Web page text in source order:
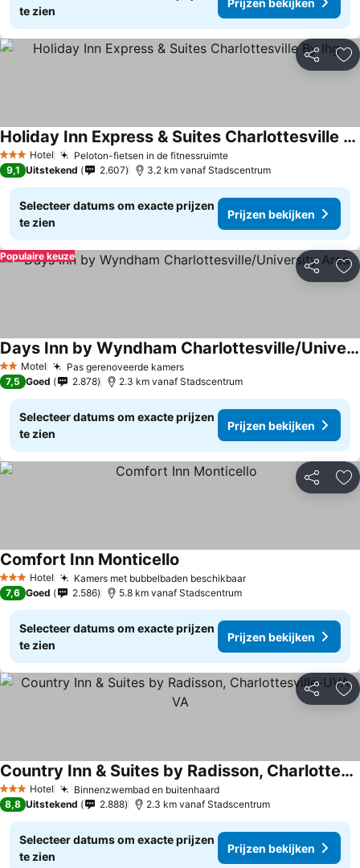
te zien
Delen
3 SterrenHotel Peloton-fietsen in de fitnessruimte
Holiday Inn Express & Suites Charlottesville By Ihg
9,1 Uitstekend 2.607 3.2 km vanaf Stadscentrum
Selecteer datums om exacte prijzen
te zien
Prijzen bekijken
Delen
Populaire keuze
2 Sterren
Motel Pas gerenoveerde kamers
Days Inn by Wyndham Charlottesville/University Area
7,5 Goed 2.878 2.3 km vanaf Stadscentrum
Selecteer datums om exacte prijzen
te zien
Prijzen bekijken
Delen
3 SterrenHotel Kamers met bubbelbaden beschikbaar
Comfort Inn Monticello
7,6 Goed 2.586 5.8 km vanaf Stadscentrum
Selecteer datums om exacte prijzen
te zien
Prijzen bekijken
Delen
3 SterrenHotel Binnenzwembad en buitenhaard
Country Inn & Suites by Radisson, Charlottesville-UVA, VA
8,8 Uitstekend 2.888 2.3 km vanaf Stadscentrum
Selecteer datums om exacte prijzen
te zien
Prijzen bekijken